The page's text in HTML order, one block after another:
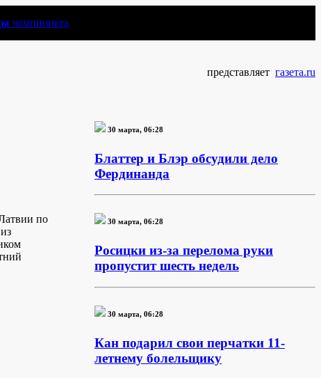
чемпионата
представляет газета.ru
по
30 марта, 06:28
Блаттер и Блэр обсудили дело
Фердинанда
30 марта, 06:28
Росицки из-за перелома руки
пропустит шесть недель
30 марта, 06:28
Кан подарил свои перчатки 11-
летнему болельщику